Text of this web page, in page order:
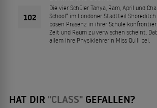
102
Die vier Schüler Tanya, Ram, April und
School“ im Londoner Stadtteil
bösen Präsenz in ihrer Schule
Zeit und Raum zu verwischen scheint.
allem ihre Physiklehrerin Miss Quill bei.
HAT DIR "CLASS" GEFALLEN?